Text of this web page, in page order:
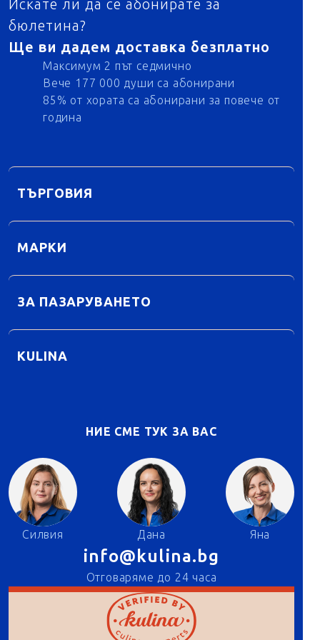
Искате ли да се абонирате за
бюлетина?
Ще ви дадем доставка безплатно
Максимум 2 път седмично
Вече 177 000 души са абонирани
85% от хората са абонирани за повече от
година
ТЪРГОВИЯ
МАРКИ
ЗА ПАЗАРУВАНЕТО
KULINA
НИЕ СМЕ ТУК ЗА ВАС
Силвия Дана Яна
info@kulina.bg
Отговаряме до 24 часа